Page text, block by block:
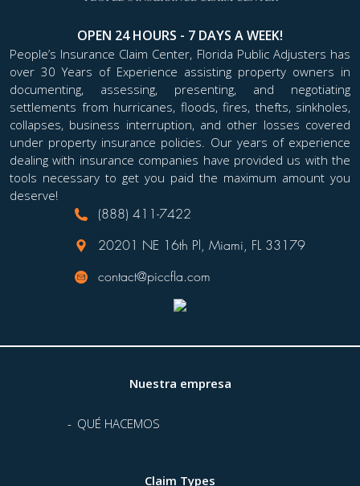
OPEN 24 HOURS - 7 DAYS A WEEK!
People’s Insurance Claim Center, Florida Public Adjusters has
over 30 Years of Experience assisting property owners in
documenting, assessing, presenting, and negotiating
settlements from hurricanes, floods, fires, thefts, sinkholes,
collapses, business interruption, and other losses covered
under property insurance policies. Our years of experience
dealing with insurance companies have provided us with the
tools necessary to get you paid the maximum amount you
deserve!
(888) 411-7422
20201 NE 16th Pl, Miami, FL 33179
contact@piccfla.com
Nuestra empresa
QUÉ HACEMOS
Claim Types